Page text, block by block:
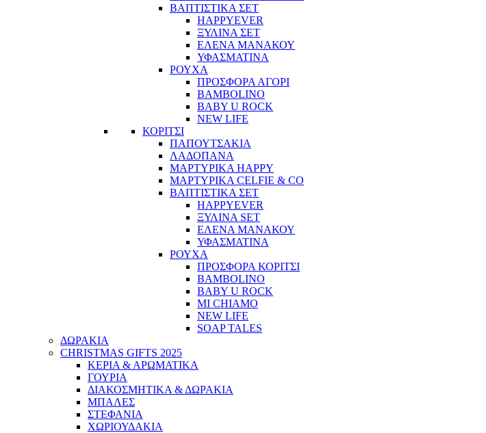
ΒΑΠΤΙΣΤΙΚΑ ΣΕΤ
HAPPYEVER
ΞΥΛΙΝΑ ΣΕΤ
ΕΛΕΝΑ ΜΑΝΑΚΟΥ
ΥΦΑΣΜΑΤΙΝΑ
ΡΟΥΧΑ
ΠΡΟΣΦΟΡΑ ΑΓΟΡΙ
BAMBOLINO
BABY U ROCK
NEW LIFE
ΚΟΡΙΤΣΙ
ΠΑΠΟΥΤΣΑΚΙΑ
ΛΑΔΟΠΑΝΑ
ΜΑΡΤΥΡΙΚΑ HAPPY
ΜΑΡΤΥΡΙΚΑ CELFIE & CO
ΒΑΠΤΙΣΤΙΚΑ ΣΕΤ
HAPPYEVER
ΞΥΛΙΝΑ SET
ΕΛΕΝΑ ΜΑΝΑΚΟΥ
ΥΦΑΣΜΑΤΙΝΑ
ΡΟΥΧΑ
ΠΡΟΣΦΟΡΑ ΚΟΡΙΤΣΙ
BAMBOLINO
BABY U ROCK
MI CHIAMO
NEW LIFE
SOAP TALES
ΔΩΡΑΚΙΑ
CHRISTMAS GIFTS 2025
ΚΕΡΙΑ & ΑΡΩΜΑΤΙΚΑ
ΓΟΥΡΙΑ
ΔΙΑΚΟΣΜΗΤΙΚΑ & ΔΩΡΑΚΙΑ
ΜΠΑΛΕΣ
ΣΤΕΦΑΝΙΑ
ΧΩΡΙΟΥΔΑΚΙΑ